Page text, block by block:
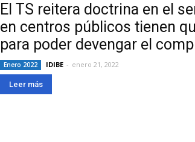
El TS reitera doctrina en el
en centros públicos tienen
para poder devengar el
Enero 2022 IDIBE - enero 21, 2022
Leer más